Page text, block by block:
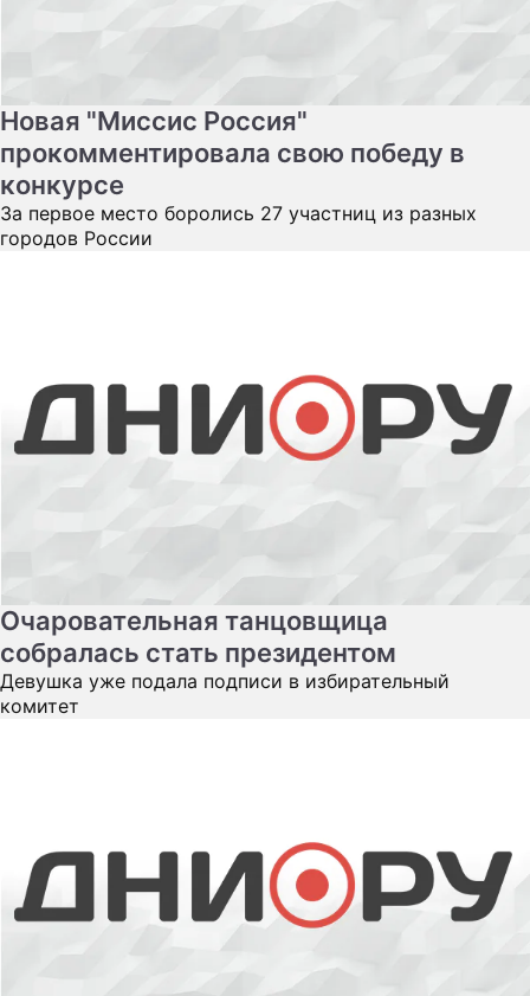
Новая "Миссис Россия"
прокомментировала свою победу в
конкурсе
За первое место боролись 27 участниц из разных
городов России
Очаровательная танцовщица
собралась стать президентом
Девушка уже подала подписи в избирательный
комитет